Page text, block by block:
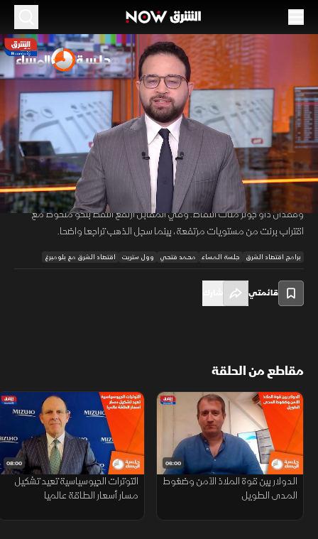
00:12/47:34
وول ستريت تحت الضغط.. وتصريحات نتنياهو
تشعل أسواق الطاقة
03 يونيو 2026 47:33 اقتصاد
جلسة المساء
تشهد الأسواق العالمية حالة من الاضطراب مع تصاعد التوتر في الشرق
الأوسط، إذ دفعت تصريحات نتنياهو بشأن إيران إلى تراجع حاد في وول ستريت
وفقدان داو جونز مئات النقاط. وفي المقابل ارتفع النفط بنحو ملحوظ مع
اقتراب برنت من مستويات مرتفعة، بينما سجل الذهب تراجعا واضحا.
برامج اقتصاد الشرق جلسة المساء محمد فتحي وول ستريت اقتصاد الشرق مع بلومبرغ
قائمتي
مقاطع من الحلقة
06:00
الدولار بين قوة الملاذ الآمن وضغوط
المدى الطويل
08:00
التوترات الجيوسياسية تعيد تشكيل
مسار أسعار الطاقة عالميا